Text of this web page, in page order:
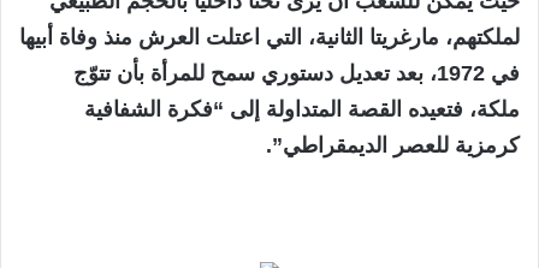
لملكتهم، مارغريتا الثانية، التي اعتلت العرش منذ وفاة أبيها
في 1972، بعد تعديل دستوري سمح للمرأة بأن تتوّج
ملكة، فتعيده القصة المتداولة إلى “فكرة الشفافية
كرمزية للعصر الديمقراطي”.